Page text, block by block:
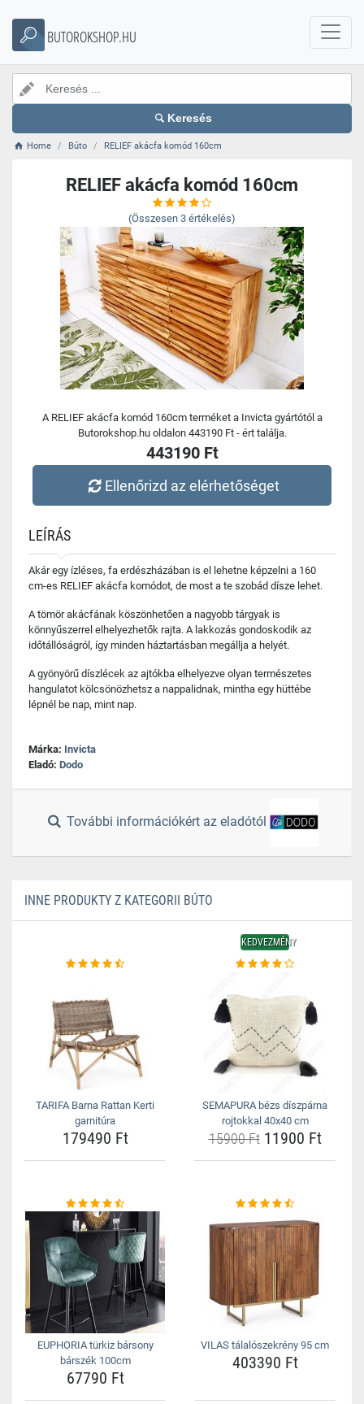
BUTOROKSHOP.HU
Keresés
Home Búto RELIEF akácfa komód 160cm
RELIEF akácfa komód 160cm
(Összesen 3 értékelés)
A RELIEF akácfa komód 160cm terméket a Invicta gyártótól a
Butorokshop.hu oldalon 443190 Ft - ért találja.
443190 Ft
Ellenőrizd az elérhetőséget
LEÍRÁS
Akár egy ízléses, fa erdészházában is el lehetne képzelni a 160
cm-es RELIEF akácfa komódot, de most a te szobád dísze lehet.
A tömör akácfának köszönhetően a nagyobb tárgyak is
könnyűszerrel elhelyezhetők rajta. A lakkozás gondoskodik az
időtállóságról, így minden háztartásban megállja a helyét.
A gyönyörű díszlécek az ajtókba elhelyezve olyan természetes
hangulatot kölcsönözhetsz a nappalidnak, mintha egy hüttébe
lépnél be nap, mint nap.
Márka: Invicta
Eladó: Dodo
További információkért az eladótól
INNE PRODUKTY Z KATEGORII BÚTO
TARIFA Barna Rattan Kerti
garnitúra
179490 Ft
KEDVEZMÉNY
SEMAPURA bézs díszpárna
rojtokkal 40x40 cm
15900 Ft11900 Ft
EUPHORIA türkiz bársony
bárszék 100cm
67790 Ft
VILAS tálalószekrény 95 cm
403390 Ft